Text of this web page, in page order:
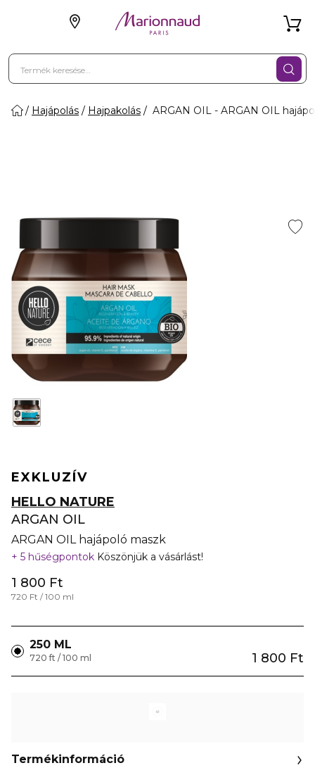
Hajápolás Hajpakolás ARGAN OIL - ARGAN OIL
EXKLUZÍV
HELLO NATURE
ARGAN OIL
ARGAN OIL hajápoló maszk
5 hűségpontok Köszönjük a vásárlást!
1 800 Ft
720 Ft / 100 ml
250 ML
1 800 Ft
720 ft / 100 ml
Termékinformáció